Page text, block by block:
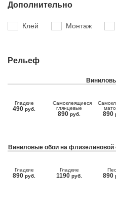
Дополнительно
Клей Монтаж
Рельеф
Гладкие
490 руб.
Самоклеящиеся
глянцевые
890 руб. 890
Виниловые обои на флизелиновой
Гладкие
890 руб.
Гладкие
1190 руб. 890